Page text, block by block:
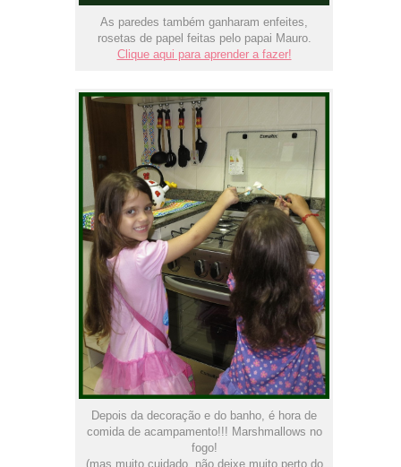
As paredes também ganharam enfeites,
rosetas de papel feitas pelo papai Mauro.
Clique aqui para aprender a fazer!
Depois da decoração e do banho, é hora de
comida de acampamento!!! Marshmallows no
fogo!
(mas muito cuidado, não deixe muito perto do